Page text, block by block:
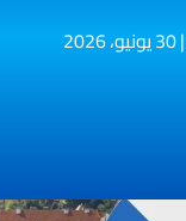
|30 يونيو، 2026